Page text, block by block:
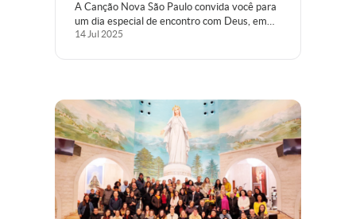
a Quinta-feira de Adoração
A Canção Nova São Paulo convida você para
um dia especial de encontro com Deus, em
Cachoeira Paulista/SP. Participe da Quinta-
14 Jul 2025